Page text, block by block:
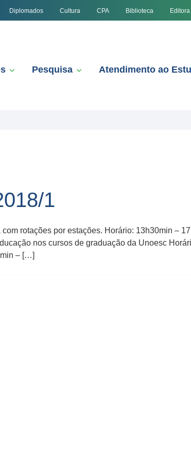
Diplomados Cultura CPA Biblioteca Editora
Pesquisa Atendimento ao
1
rotações por estações. Horário: 13h30min –
nos cursos de graduação da Unoesc
– […]